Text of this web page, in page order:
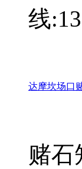
线
达摩坎场口
赌石